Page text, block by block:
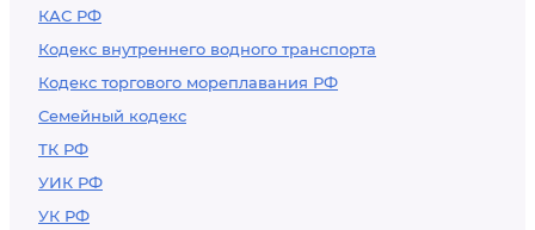
КАС РФ
Кодекс внутреннего водного транспорта
Кодекс торгового мореплавания РФ
Семейный кодекс
ТК РФ
УИК РФ
УК РФ